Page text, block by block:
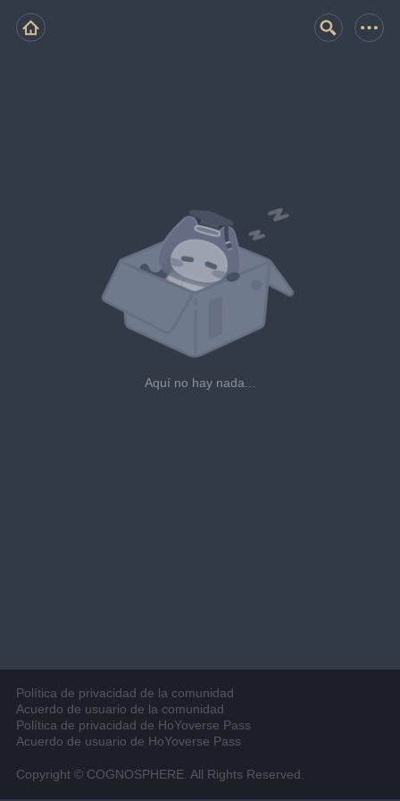
Aquí no hay nada...
Política de privacidad de la comunidad
Acuerdo de usuario de la comunidad
Política de privacidad de HoYoverse Pass
Acuerdo de usuario de HoYoverse Pass
Copyright © COGNOSPHERE. All Rights Reserved.